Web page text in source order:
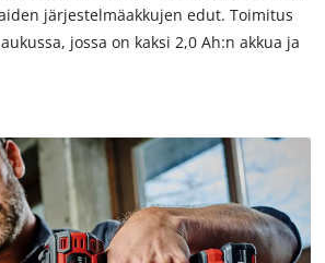
järjestelmäakkujen edut. Toimitus
jossa on kaksi 2,0 Ah:n akkua ja